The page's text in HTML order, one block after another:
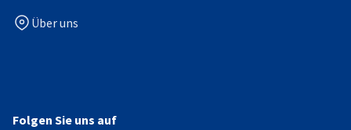
Über uns
Folgen Sie uns auf